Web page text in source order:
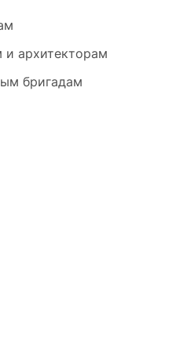
и архитекторам
бригадам